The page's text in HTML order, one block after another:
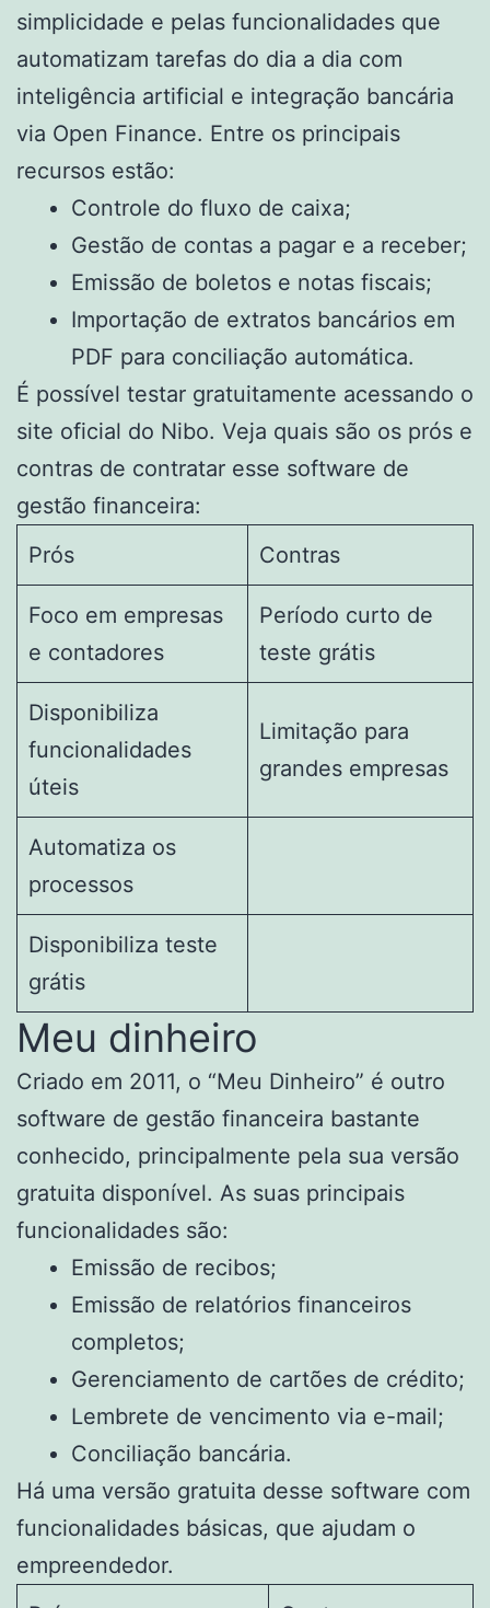
simplicidade e pelas funcionalidades que
automatizam tarefas do dia a dia com
inteligência artificial e integração bancária
via Open Finance. Entre os principais
recursos estão:
Controle do fluxo de caixa;
Gestão de contas a pagar e a receber;
Emissão de boletos e notas fiscais;
Importação de extratos bancários em
PDF para conciliação automática.
É possível testar gratuitamente acessando o
site oficial do Nibo. Veja quais são os prós e
contras de contratar esse software de
gestão financeira:
Prós
Contras
Foco em empresas
e contadores
Período curto de
teste grátis
Disponibiliza
funcionalidades
úteis
Limitação para
grandes empresas
Automatiza os
processos
Disponibiliza teste
grátis
Meu dinheiro
Criado em 2011, o “Meu Dinheiro” é outro
software de gestão financeira bastante
conhecido, principalmente pela sua versão
gratuita disponível. As suas principais
funcionalidades são:
Emissão de recibos;
Emissão de relatórios financeiros
completos;
Gerenciamento de cartões de crédito;
Lembrete de vencimento via e-mail;
Conciliação bancária.
Há uma versão gratuita desse software com
funcionalidades básicas, que ajudam o
empreendedor.